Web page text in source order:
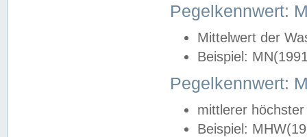
Pegelkennwert:
Mittelwert der
Beispiel:
Pegelkennwert:
mittlerer
Beispiel: